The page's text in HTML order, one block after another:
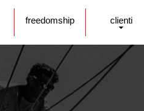
freedomship clienti